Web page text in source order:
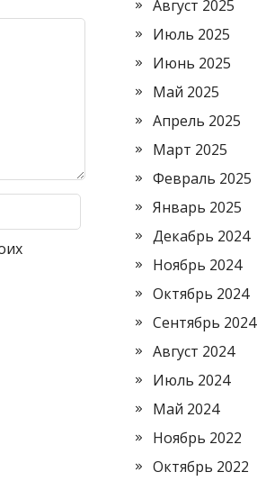
Август 2025
Июль 2025
Июнь 2025
Май 2025
Апрель 2025
Март 2025
Февраль 2025
Январь 2025
Декабрь 2024
Ноябрь 2024
Октябрь 2024
Сентябрь 2024
Август 2024
Июль 2024
Май 2024
Ноябрь 2022
Октябрь 2022